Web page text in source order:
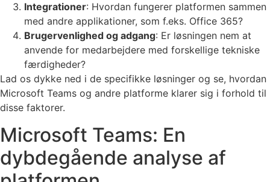
Integrationer: Hvordan fungerer platformen sammen
med andre applikationer, som f.eks. Office 365?
Brugervenlighed og adgang: Er løsningen nem at
anvende for medarbejdere med forskellige tekniske
færdigheder?
Lad os dykke ned i de specifikke løsninger og se, hvordan
Microsoft Teams og andre platforme klarer sig i forhold til
disse faktorer.
Microsoft Teams: En
dybdegående analyse af